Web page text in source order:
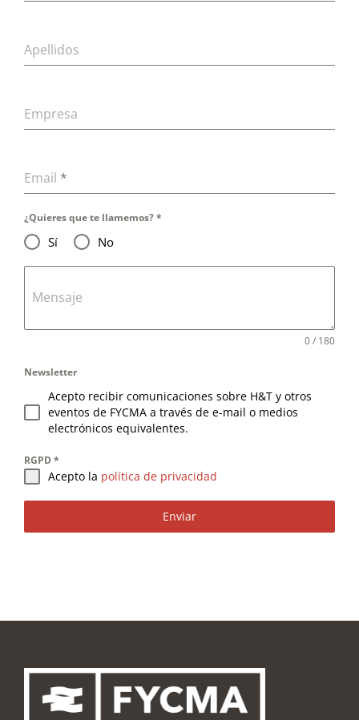
Apellidos
Empresa
Email *
¿Quieres que te llamemos?*
Sí No
Mensaje
0 / 180
Newsletter
Acepto recibir comunicaciones sobre H&T y otros
eventos de FYCMA a través de e-mail o medios
electrónicos equivalentes.
RGPD *
Acepto la política de privacidad
Enviar